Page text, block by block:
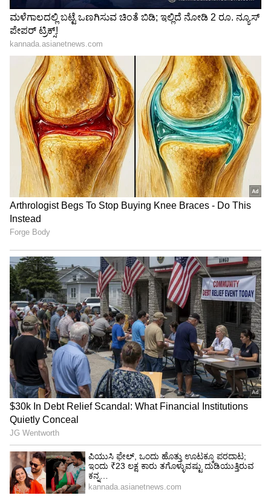
Related Articles
ವಿಜಯಪುರ To ಬೇನಾಳ RS: ಕೊನೆಗೂ ಆರಂಭವಾದ
ಬಹುನಿರೀಕ್ಷಿತ ಸೇವೆ, ಈಡೇರಿತು ಗ್ರಾಮಸ್ಥರ ಬೇಡಿಕೆ
ಬೆಂಗಳೂರು–ವಿಜಯಪುರ ನೇರ ವಿಶೇಷ ರೈಲು
ಪ್ರಯಾಣಿಕರಿಗೆ ಸಿಹಿ ಸುದ್ದಿ ನೀಡಿದ ಸಚಿವ MB ಪಾಟೀಲ್
3
4
Image Credit :Gemini AI
ನಾರಾಯಣಸಾ ಕೆ. ಭಾಂಡೆಗೆ ಹೇಳಿಕೆ
ಉತ್ತರ ಕರ್ನಾಟಕದ ಭಕ್ತರು, ವಿದ್ಯಾರ್ಥಿಗಳು, ಉದ್ಯೋಗಿಗಳು
ಹಾಗೂ ಸಾರ್ವಜನಿಕರ ಬಹುಕಾಲದ ಬೇಡಿಕೆಯಾಗಿರುವ ಈ
ರೈಲು ಸೇವೆ ಸಾಕಾರಗೊಳ್ಳುವ ದಿಸೆಯಲ್ಲಿ ಇದು ಮಹತ್ವದ
ಬೆಳವಣಿಗೆಯಾಗಿದೆ. ವಿಜಯಪುರ–ತಿರುಪತಿ ನೇರ ರೈಲು ಸೇವೆ
ಮಂಜೂರಾಗುವವರೆಗೆ ನನ್ನ ಪ್ರಯತ್ನ ನಿರಂತರವಾಗಿ
ಮುಂದುವರಿಯಲಿದೆ. ಈ ಸೇವೆ ಶೀಘ್ರದಲ್ಲೇ
ಅನುಷ್ಠಾನಗೊಳ್ಳಲಿದೆ ಎಂಬ ವಿಶ್ವಾಸವಿದೆ. ಜನರ ಆಶಯಗಳಿಗೆ
ಸ್ಪಂದಿಸುವುದು ನನ್ನ ಕರ್ತವ್ಯ ಎಂದು ನಾರಾಯಣಸಾ ಕೆ.